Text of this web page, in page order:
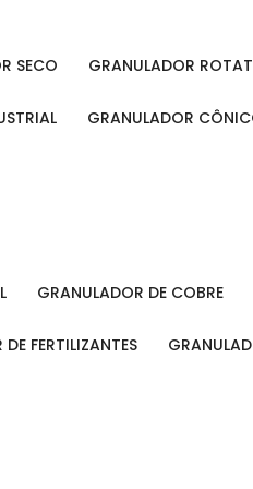
SECO GRANULADOR
GRANULADOR
GRANULADOR DE COBRE
DE FERTILIZANTES